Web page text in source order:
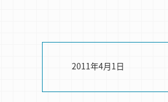
2011年4月1日